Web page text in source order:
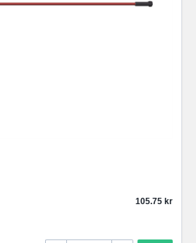
105.75